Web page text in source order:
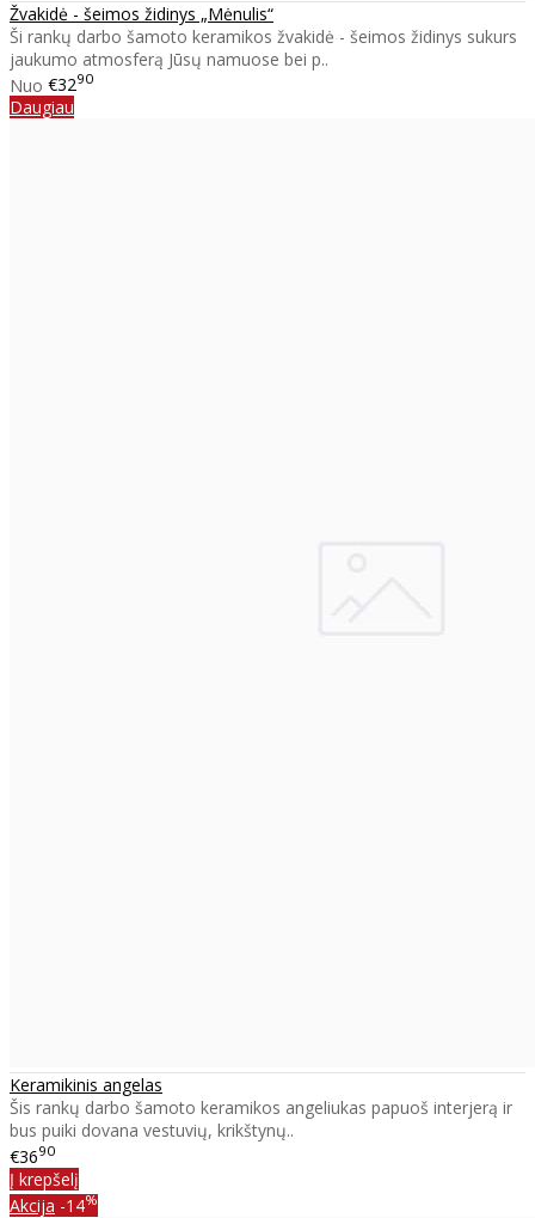
Žvakidė - šeimos židinys „Mėnulis“
Ši rankų darbo šamoto keramikos žvakidė - šeimos židinys sukurs
jaukumo atmosferą Jūsų namuose bei p..
Nuo €3290
Daugiau
Keramikinis angelas
Šis rankų darbo šamoto keramikos angeliukas papuoš interjerą ir
bus puiki dovana vestuvių, krikštynų..
€3690
Į krepšelį
Akcija -14%